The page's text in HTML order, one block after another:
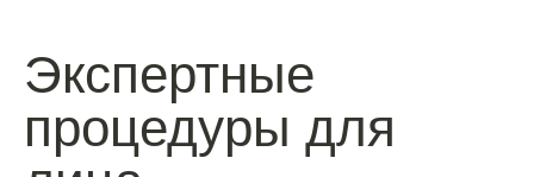
Экспертные
процедуры для